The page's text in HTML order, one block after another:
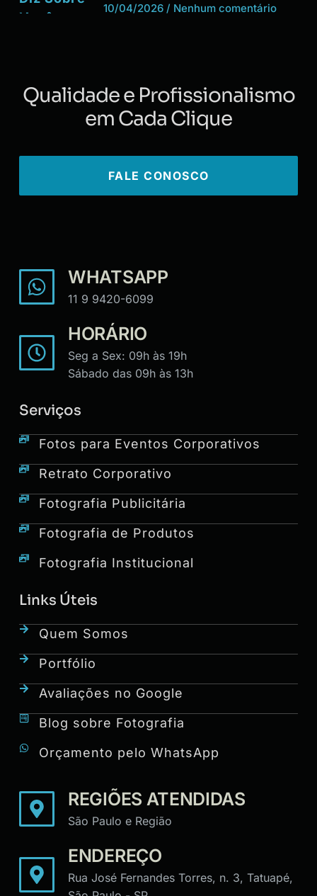
10/04/2026 Nenhum comentário
Qualidade e Profissionalismo
em Cada Clique
FALE CONOSCO
WHATSAPP
11 9 9420-6099
HORÁRIO
Seg a Sex: 09h às 19h
Sábado das 09h às 13h
Serviços
Fotos para Eventos Corporativos
Retrato Corporativo
Fotografia Publicitária
Fotografia de Produtos
Fotografia Institucional
Links Úteis
Quem Somos
Portfólio
Avaliações no Google
Blog sobre Fotografia
Orçamento pelo WhatsApp
REGIÕES ATENDIDAS
São Paulo e Região
ENDEREÇO
Rua José Fernandes Torres, n. 3, Tatuapé,